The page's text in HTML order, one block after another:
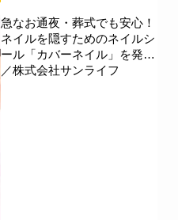
急なお通夜・葬式でも安心！
ネイルを隠すためのネイルシ
ール「カバーネイル」を発売
／株式会社サンライフ